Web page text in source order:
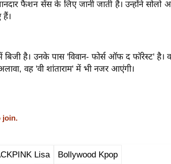
फैशन सेंस के लिए जानी जाती है। उन्होंने सोलो
हैं।
में बिजी है। उनके पास 'विवान- फोर्स ऑफ द फॉरेस्ट' है।
वह 'वी शांताराम' में भी नजर आएंगी।
join.
Lisa Bollywood Kpop